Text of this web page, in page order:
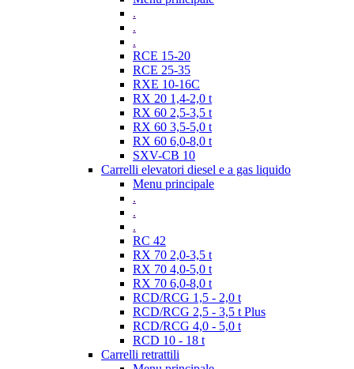
.
.
.
RCE 15-20
RCE 25-35
RXE 10-16C
RX 20 1,4-2,0 t
RX 60 2,5-3,5 t
RX 60 3,5-5,0 t
RX 60 6,0-8,0 t
SXV-CB 10
Carrelli elevatori diesel e a gas liquido
Menu principale
.
.
.
RC 42
RX 70 2,0-3,5 t
RX 70 4,0-5,0 t
RX 70 6,0-8,0 t
RCD/RCG 1,5 - 2,0 t
RCD/RCG 2,5 - 3,5 t Plus
RCD/RCG 4,0 - 5,0 t
RCD 10 - 18 t
Carrelli retrattili